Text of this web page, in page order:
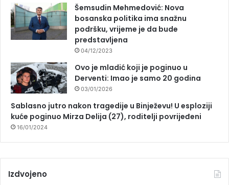
Šemsudin Mehmedović: Nova
bosanska politika ima snažnu
podršku, vrijeme je da bude
predstavljena
04/12/2023
Ovo je mladić koji je poginuo u
Derventi: Imao je samo 20 godina
03/01/2026
Sablasno jutro nakon tragedije u Binježevu! U esploziji
kuće poginuo Mirza Delija (27), roditelji povrijeđeni
16/01/2024
Izdvojeno